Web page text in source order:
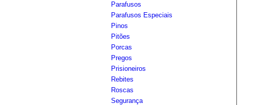
Parafusos
Parafusos Especiais
Pinos
Pitões
Porcas
Pregos
Prisioneiros
Rebites
Roscas
Segurança